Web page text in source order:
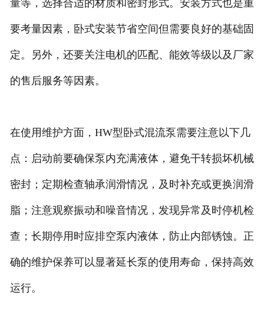
量等，选择合适的材质和密封形式。安装方式也是重
要考量因素，卧式安装节省空间但需要良好的基础固
定。另外，还要关注电机的匹配、能效等级以及厂家
的售后服务等因素。
在使用维护方面，HW型卧式混流泵需要注意以下几
点：启动前要确保泵内充满液体，避免干转损坏机械
密封；定期检查轴承润滑情况，及时补充或更换润滑
脂；注意观察振动和噪音情况，发现异常及时停机检
查；长期停用时应排空泵内液体，防止内部锈蚀。正
确的维护保养可以显著延长泵的使用寿命，保持高效
运行。